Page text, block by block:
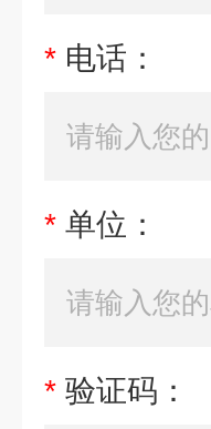
* 电话：
* 单位：
* 验证码：